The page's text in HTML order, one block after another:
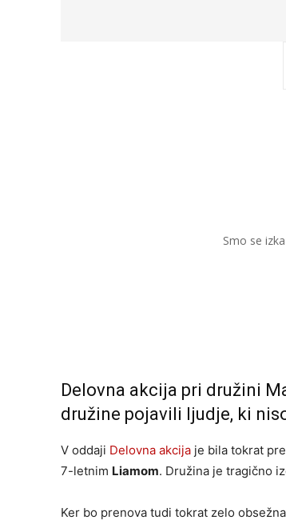
Smo se
Delovna akcija pri družini
družine pojavili ljudje, ki
V oddaji Delovna akcija je bila tokrat
7-letnim Liamom. Družina je tragično
Ker bo prenova tudi tokrat zelo